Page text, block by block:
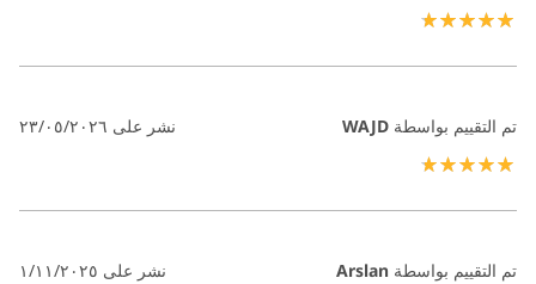
تم التقييم بواسطة WAJD نشر على ٢٣/٠٥/٢٠٢٦
تم التقييم بواسطة Arslan نشر على ١/١١/٢٠٢٥